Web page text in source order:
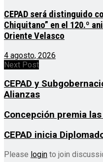
CEPAD será distinguido
Chiquitano” en el 120.º
Oriente Velasco
4 agosto, 2026
Next Post
CEPAD y
Alianzas
Concepción premia
CEPAD inicia
Please login to join